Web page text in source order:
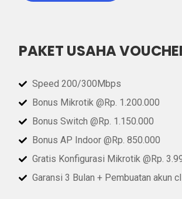
PAKET USAHA
Speed 200/300Mbps
Bonus Mikrotik @Rp. 1.200.000
Bonus Switch @Rp. 1.150.000
Bonus AP Indoor @Rp. 850.000
Gratis Konfigurasi Mikrotik @Rp.
Garansi 3 Bulan + Pembuatan akun